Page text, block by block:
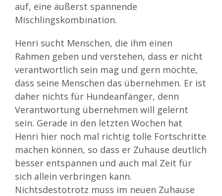
auf, eine äußerst spannende
Mischlingskombination.
Henri sucht Menschen, die ihm einen
Rahmen geben und verstehen, dass er nicht
verantwortlich sein mag und gern möchte,
dass seine Menschen das übernehmen. Er ist
daher nichts für Hundeanfänger, denn
Verantwortung übernehmen will gelernt
sein. Gerade in den letzten Wochen hat
Henri hier noch mal richtig tolle Fortschritte
machen können, so dass er Zuhause deutlich
besser entspannen und auch mal Zeit für
sich allein verbringen kann.
Nichtsdestotrotz muss im neuen Zuhause